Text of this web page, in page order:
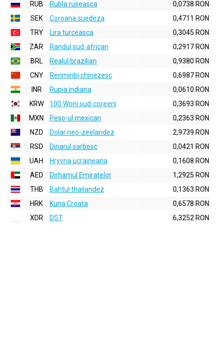
RUB
Rubla ruseasca
0,0738 RON
SEK
Coroana suedeza
0,4711 RON
TRY
Lira turceasca
0,3045 RON
ZAR
Randul sud-african
0,2917 RON
BRL
Realul brazilian
0,9380 RON
CNY
Renminbi chinezesc
0,6987 RON
INR
Rupia indiana
0,0610 RON
KRW
100 Woni sud-coreeni
0,3693 RON
MXN
Peso-ul mexican
0,2363 RON
NZD
Dolar neo-zeelandez
2,9739 RON
RSD
Dinarul sarbesc
0,0421 RON
UAH
Hryvna ucraineana
0,1608 RON
AED
Dirhamul Emiratelor
1,2925 RON
THB
Bahtul thailandez
0,1363 RON
HRK
Kuna Croata
0,6578 RON
XDR
DST 6,3252 RON